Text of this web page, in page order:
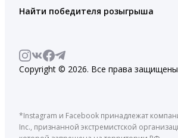
Найти победителя розыгрыша
Copyright © 2026. Все права
*Instagram и Facebook принадлежат
Inc., признанной экстремистской